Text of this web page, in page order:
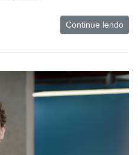
Continue lendo